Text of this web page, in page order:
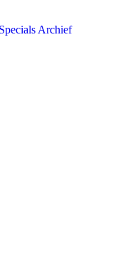
Specials Archief